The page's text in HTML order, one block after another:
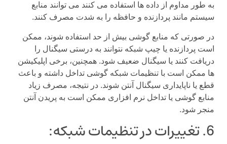
به طور مداوم از داده ها استفاده می کنند می توانند منابع
سیستم مانند پردازنده و حافظه را به شدت مصرف کنند.
در صورتی که منابع گوشی بیش از حد استفاده شوند، ممکن
است پردازنده یا چیپ شبکه نتوانند به درستی سیگنال را
دریافت کنند یا سیگنال ضعیف شود. همچنین، برخی اپلیکیشن
ها ممکن است با تنظیمات شبکه گوشی تداخل داشته و باعث
قطع یا ناپایداری سیگنال آنتن شوند. در نتیجه، مصرف زیاد
منابع گوشی یا تداخل نرم افزاری ممکن است به پریدن آنتن
منجر شود.
6. تغییرات در تنظیمات شبکه: